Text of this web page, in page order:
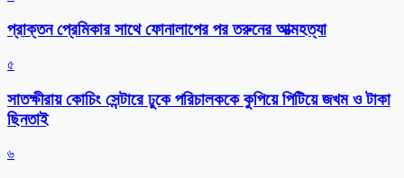
প্রাক্তন প্রেমিকার সাথে ফোনালাপের পর তরুনের আত্মহত্যা
৫
সাতক্ষীরায় কোচিং সেন্টারে ঢুকে পরিচালককে কুপিয়ে পিটিয়ে জখম ও টাকা
ছিনতাই
৬